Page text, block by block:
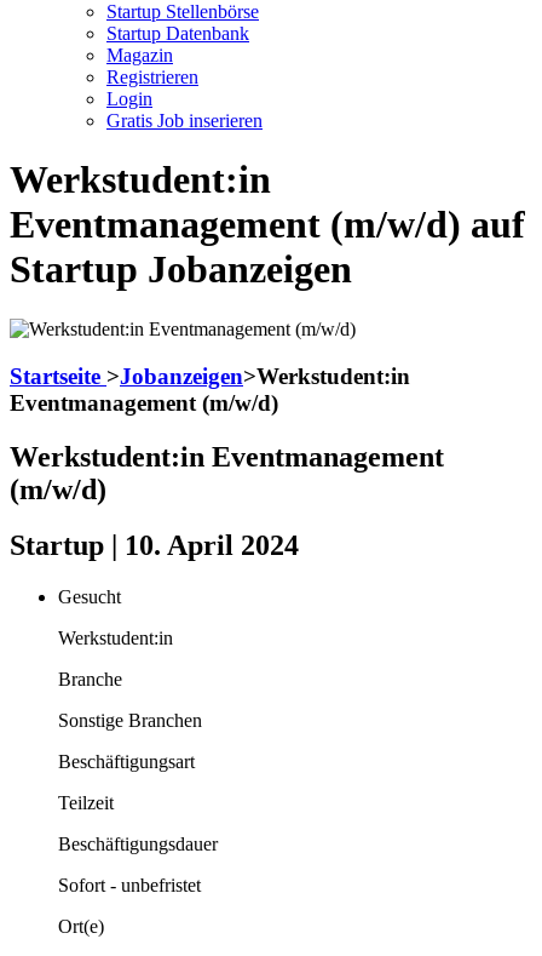
Startup Stellenbörse
Startup Datenbank
Magazin
Registrieren
Login
Gratis Job inserieren
Werkstudent:in
Eventmanagement (m/w/d) auf
Startup Jobanzeigen
Startseite >Jobanzeigen>Werkstudent:in
Eventmanagement (m/w/d)
Werkstudent:in Eventmanagement
(m/w/d)
Startup | 10. April 2024
Gesucht
Werkstudent:in
Branche
Sonstige Branchen
Beschäftigungsart
Teilzeit
Beschäftigungsdauer
Sofort - unbefristet
Ort(e)